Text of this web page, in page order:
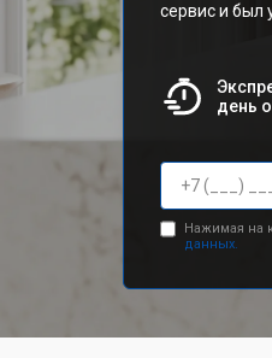
сервис и был
день
Нажимая на
данных.